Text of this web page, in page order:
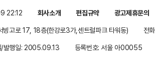
22:12 회사소개 편집규약
광고제휴문의
빙고로 17, 18층(한강로3가,센트럴파크 타워동)
전
/발행일: 2005.09.13 등록번호: 서울 아00055